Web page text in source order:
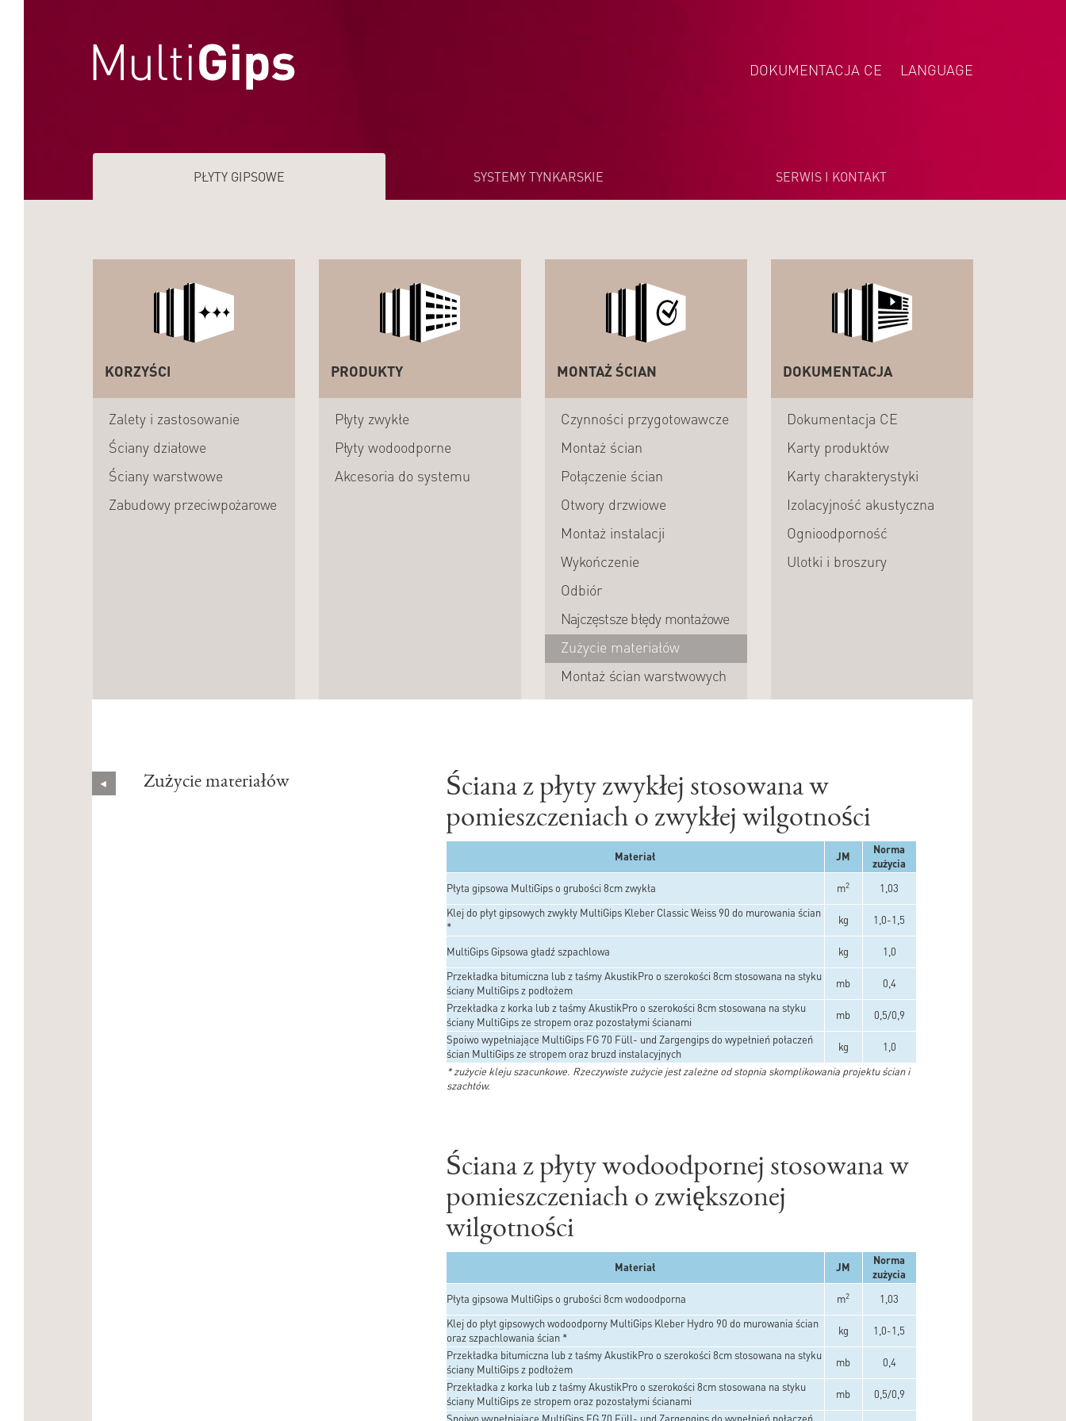
DOKUMENTACJA CE
LANGUAGE
PŁYTY GIPSOWE SYSTEMY TYNKARSKIE SERWIS I KONTAKT
KORZYŚCI
Zalety i zastosowanie
Ściany działowe
Ściany warstwowe
Zabudowy przeciwpożarowe
PRODUKTY
Płyty zwykłe
Płyty wodoodporne
Akcesoria do systemu
MONTAŻ ŚCIAN
Czynności przygotowawcze
Montaż ścian
Połączenie ścian
Otwory drzwiowe
Montaż instalacji
Wykończenie
Odbiór
Najczęstsze błędy montażowe
Zużycie materiałów
Montaż ścian warstwowych
DOKUMENTACJA
Dokumentacja CE
Karty produktów
Karty charakterystyki
Izolacyjność akustyczna
Ognioodporność
Ulotki i broszury
Zużycie materiałów
Ściana z płyty zwykłej stosowana w
pomieszczeniach o zwykłej wilgotności
Materiał JM
Norma
zużycia
Płyta gipsowa MultiGips o grubości 8cm zwykła
m2
1,03
Klej do płyt gipsowych zwykły MultiGips Kleber Classic Weiss 90 do murowania ścian
*
kg 1,0-1,5
MultiGips Gipsowa gładź szpachlowa kg
1,0
Przekładka bitumiczna lub z taśmy AkustikPro o szerokości 8cm stosowana na styku
ściany MultiGips z podłożem
mb
0,4
Przekładka z korka lub z taśmy AkustikPro o szerokości 8cm stosowana na styku
ściany MultiGips ze stropem oraz pozostałymi ścianami
mb
0,5/0,9
Spoiwo wypełniające MultiGips FG 70 Füll- und Zargengips do wypełnień połaczeń
ścian MultiGips ze stropem oraz bruzd instalacyjnych
kg
1,0
* zużycie kleju szacunkowe. Rzeczywiste zużycie jest zależne od stopnia skomplikowania projektu ścian i
szachtów.
Ściana z płyty wodoodpornej stosowana w
pomieszczeniach o zwiększonej
wilgotności
Materiał JM
Norma
zużycia
Płyta gipsowa MultiGips o grubości 8cm wodoodporna
m2
1,03
Klej do płyt gipsowych wodoodporny MultiGips Kleber Hydro 90 do murowania ścian
oraz szpachlowania ścian *
kg
1,0-1,5
Przekładka bitumiczna lub z taśmy AkustikPro o szerokości 8cm stosowana na styku
ściany MultiGips z podłożem
mb
0,4
Przekładka z korka lub z taśmy AkustikPro o szerokości 8cm stosowana na styku
ściany MultiGips ze stropem oraz pozostałymi ścianami
mb
0,5/0,9